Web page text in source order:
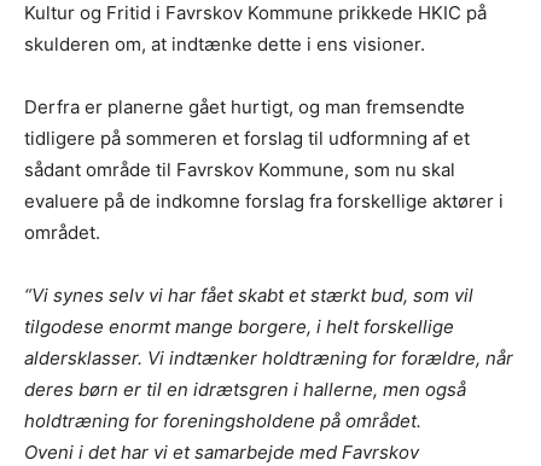
Kultur og Fritid i Favrskov Kommune prikkede HKIC på
skulderen om, at indtænke dette i ens visioner.
Derfra er planerne gået hurtigt, og man fremsendte
tidligere på sommeren et forslag til udformning af et
sådant område til Favrskov Kommune, som nu skal
evaluere på de indkomne forslag fra forskellige aktører i
området.
“Vi synes selv vi har fået skabt et stærkt bud, som vil
tilgodese enormt mange borgere, i helt forskellige
aldersklasser. Vi indtænker holdtræning for forældre, når
deres børn er til en idrætsgren i hallerne, men også
holdtræning for foreningsholdene på området.
Oveni i det har vi et samarbejde med Favrskov